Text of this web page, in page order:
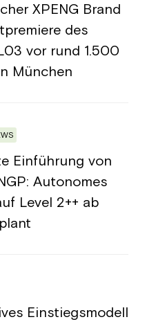
XPENG Brand
des
vor rund 1.500
München
Einführung von
Autonomes
Level 2++ ab
Einstiegsmodell